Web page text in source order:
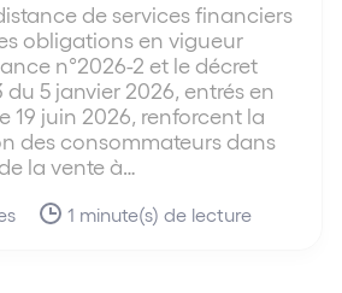
de services financiers
obligations en vigueur
n°2026-2 et le décret
du 5 janvier 2026, entrés en
19 juin 2026, renforcent la
des consommateurs dans
la vente à…
1 minute(s) de lecture